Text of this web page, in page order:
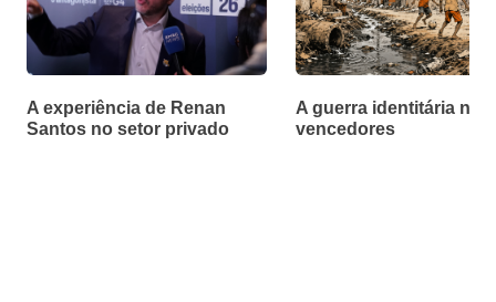
A experiência de Renan
Santos no setor privado
A guerra identitária não
vencedores